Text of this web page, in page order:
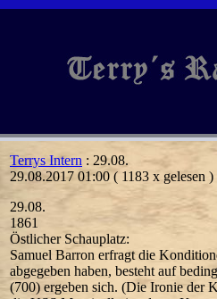
Terrys Intern : 29.08.
29.08.2017 01:00 ( 1183 x gelesen )
29.08.
1861
Östlicher Schauplatz:
Samuel Barron erfragt die
abgegeben haben, besteht auf
(700) ergeben sich. (Die Ironie der